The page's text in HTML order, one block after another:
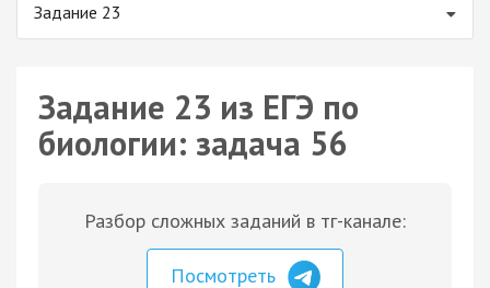
Задание 23
Задание 23 из ЕГЭ по
биологии: задача 56
Разбор сложных заданий в тг-канале:
Посмотреть